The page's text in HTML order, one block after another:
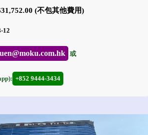
(不包其他費用)
12
或
+852 9444-3434